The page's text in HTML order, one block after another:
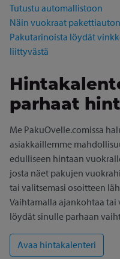
Tutustu automallistoon
Näin vuokraat pakettiauton
Pakutarinoista löydät
liittyvästä
parhaat
Me PakuOvelle.comissa
asiakkaillemme
edulliseen hintaan
josta näet pakujen
tai valitsemasi osoitteen
Vaihtamalla ajankohtaa tai
löydät sinulle parhaan